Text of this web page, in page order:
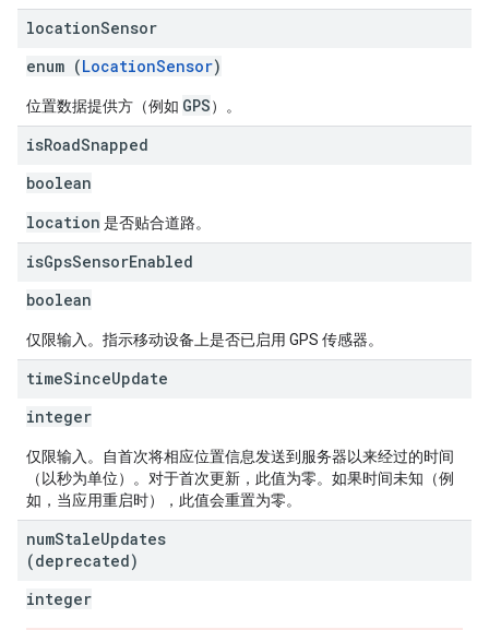
locationSensor
enum (LocationSensor)
位置数据提供方（例如 GPS）。
isRoadSnapped
boolean
location 是否贴合道路。
isGpsSensorEnabled
boolean
仅限输入。指示移动设备上是否已启用 GPS 传感器。
timeSinceUpdate
integer
仅限输入。自首次将相应位置信息发送到服务器以来经过的时间
（以秒为单位）。对于首次更新，此值为零。如果时间未知（例
如，当应用重启时），此值会重置为零。
numStaleUpdates
(deprecated)
integer